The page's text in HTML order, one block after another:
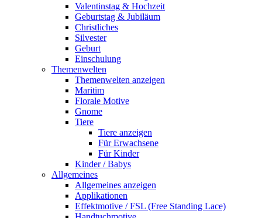
Valentinstag & Hochzeit
Geburtstag & Jubiläum
Christliches
Silvester
Geburt
Einschulung
Themenwelten
Themenwelten anzeigen
Maritim
Florale Motive
Gnome
Tiere
Tiere anzeigen
Für Erwachsene
Für Kinder
Kinder / Babys
Allgemeines
Allgemeines anzeigen
Applikationen
Effektmotive / FSL (Free Standing Lace)